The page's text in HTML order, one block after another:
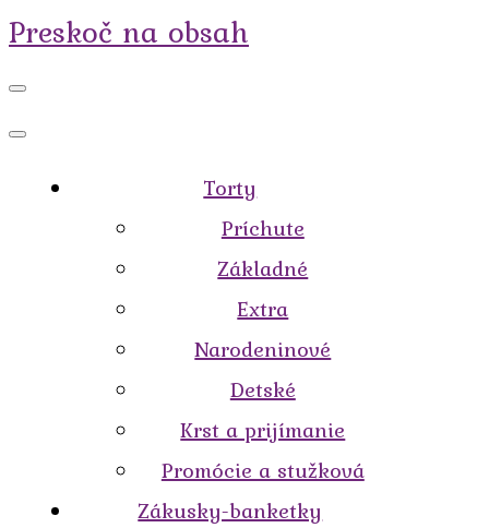
Preskoč na obsah
Torty
Príchute
Základné
Extra
Narodeninové
Detské
Krst a prijímanie
Promócie a stužková
Zákusky-banketky